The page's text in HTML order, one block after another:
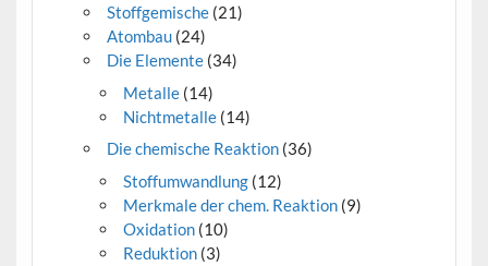
Stoffgemische (21)
Atombau (24)
Die Elemente (34)
Metalle (14)
Nichtmetalle (14)
Die chemische Reaktion (36)
Stoffumwandlung (12)
Merkmale der chem. Reaktion (9)
Oxidation (10)
Reduktion (3)